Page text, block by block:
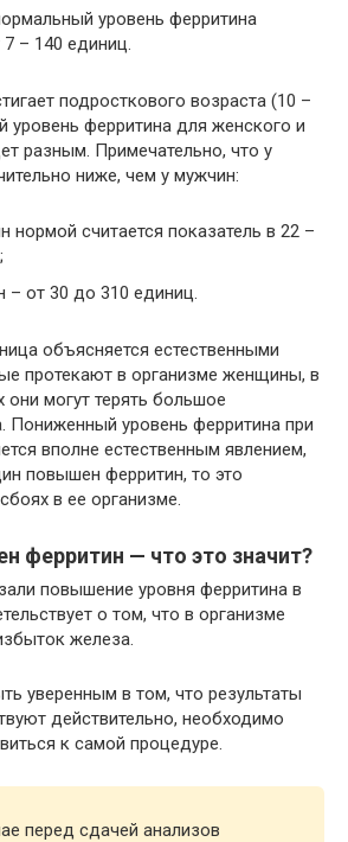
уровень ферритина
7 – 140 единиц.
подросткового возраста (10 –
уровень ферритина для женского и
разным. Примечательно, что у
ниже, чем у мужчин:
считается показатель в 22 –
– от 30 до 310 единиц.
объясняется естественными
протекают в организме женщины, в
они могут терять большое
Пониженный уровень ферритина при
вполне естественным явлением,
повышен ферритин, то это
в ее организме.
ферритин — что это значит?
повышение уровня ферритина в
о том, что в организме
железа.
уверенным в том, что результаты
действительно, необходимо
к самой процедуре.
перед сдачей анализов